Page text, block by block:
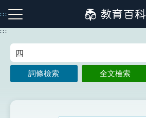
到
主
:::
注音索引圖示 筆畫索引圖示
:::
詞條檢索 全文檢索